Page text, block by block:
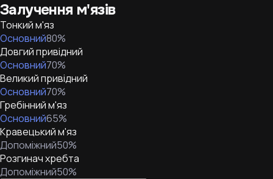
Залучення м'язів
Тонкий м'яз
Основний80%
Довгий привідний
Основний70%
Великий привідний
Основний70%
Гребінний м'яз
Основний65%
Кравецький м'яз
Допоміжний50%
Розгинач хребта
Допоміжний50%